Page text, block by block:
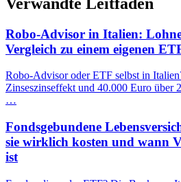
Robo-Advisor in Italien:
Vergleich zu einem eigenen
Robo-Advisor oder ETF selbst in
Zinseszinseffekt und 40.000 Euro über
…
Fondsgebundene
sie wirklich kosten und wann
ist